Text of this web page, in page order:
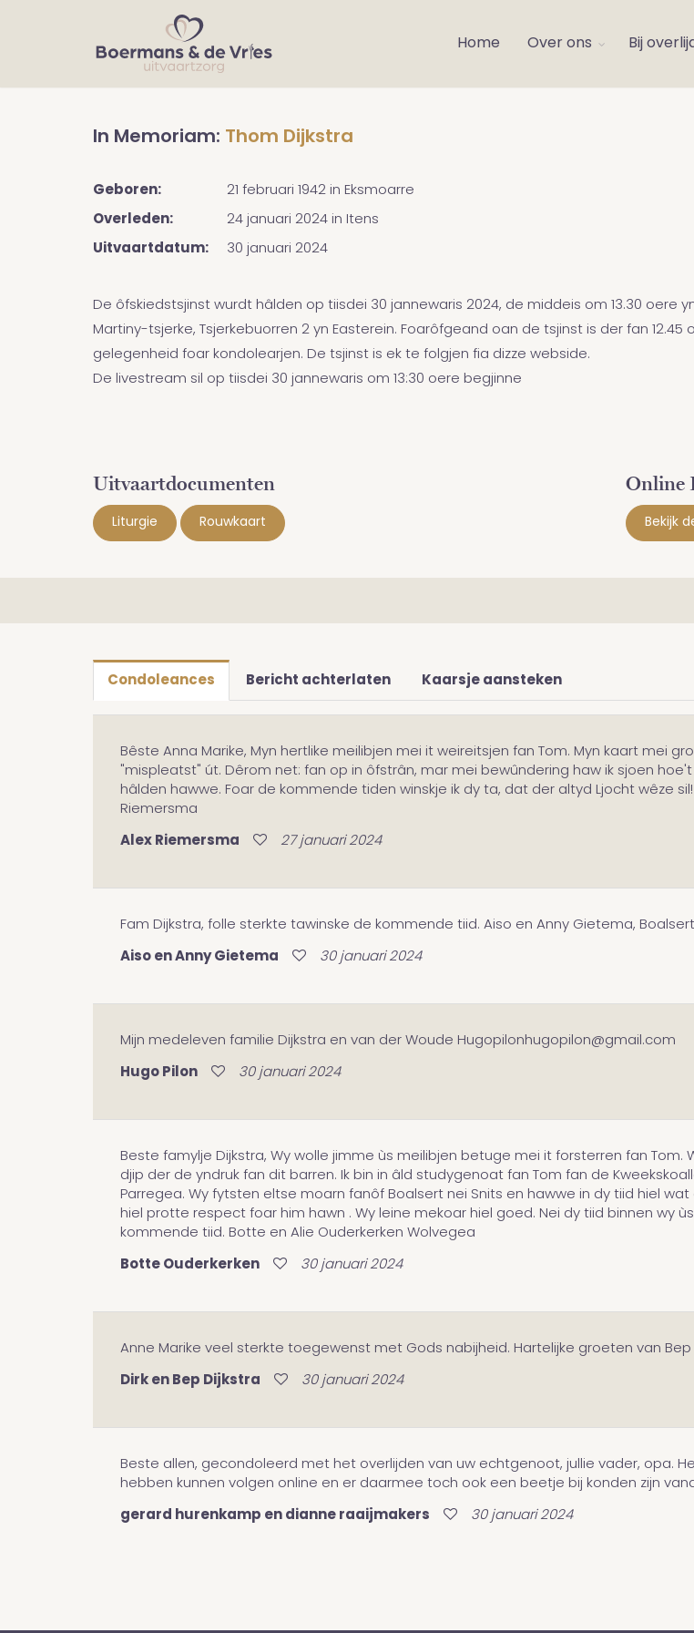
Home Over ons Bij
In Memoriam: Thom Dijkstra
Geboren: 21 februari 1942 in Eksmoarre
Overleden: 24 januari 2024 in Itens
Uitvaartdatum: 30 januari 2024
De ôfskiedstsjinst wurdt hâlden op tiisdei 30 jannewaris 2024, de middeis om 13.30 oere
Martiny-tsjerke, Tsjerkebuorren 2 yn Easterein. Foarôfgeand oan de tsjinst is der fan 12.45
gelegenheid foar kondolearjen. De tsjinst is ek te folgjen fia dizze webside.
De livestream sil op tiisdei 30 jannewaris om 13:30 oere begjinne
Uitvaartdocumenten
Liturgie Rouwkaart
Online
Bekijk
Condoleances Bericht achterlaten Kaarsje aansteken
Bêste Anna Marike, Myn hertlike meilibjen mei it weireitsjen fan Tom. Myn kaart mei
"mispleatst" út. Dêrom net: fan op in ôfstrân, mar mei bewûndering haw ik sjoen
hâlden hawwe. Foar de kommende tiden winskje ik dy ta, dat der altyd Ljocht wêze
Riemersma
Alex Riemersma 27 januari 2024
Fam Dijkstra, folle sterkte tawinske de kommende tiid. Aiso en Anny Gietema, Boalsert
Aiso en Anny Gietema 30 januari 2024
Mijn medeleven familie Dijkstra en van der Woude Hugopilonhugopilon@gmail.com
Hugo Pilon 30 januari 2024
Beste famylje Dijkstra, Wy wolle jimme ùs meilibjen betuge mei it forsterren fan
djip der de yndruk fan dit barren. Ik bin in âld studygenoat fan Tom fan de
Parregea. Wy fytsten eltse moarn fanôf Boalsert nei Snits en hawwe in dy tiid hiel
hiel protte respect foar him hawn . Wy leine mekoar hiel goed. Nei dy tiid binnen wy
kommende tiid. Botte en Alie Ouderkerken Wolvegea
Botte Ouderkerken 30 januari 2024
Anne Marike veel sterkte toegewenst met Gods nabijheid. Hartelijke groeten van Bep
Dirk en Bep Dijkstra 30 januari 2024
Beste allen, gecondoleerd met het overlijden van uw echtgenoot, jullie vader, opa.
hebben kunnen volgen online en er daarmee toch ook een beetje bij konden zijn
gerard hurenkamp en dianne raaijmakers 30 januari 2024